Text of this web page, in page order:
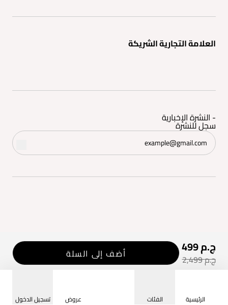
499 ج.م
2,499 ج.م أضف إلى السلة
العلامة التجارية الشريكة
- النشرة الإخبارية
سجل للنشرة
©2026 - إتام | جميع الحقوق محفوظة
الرئيسية الفئات عروض تسجيل الدخول